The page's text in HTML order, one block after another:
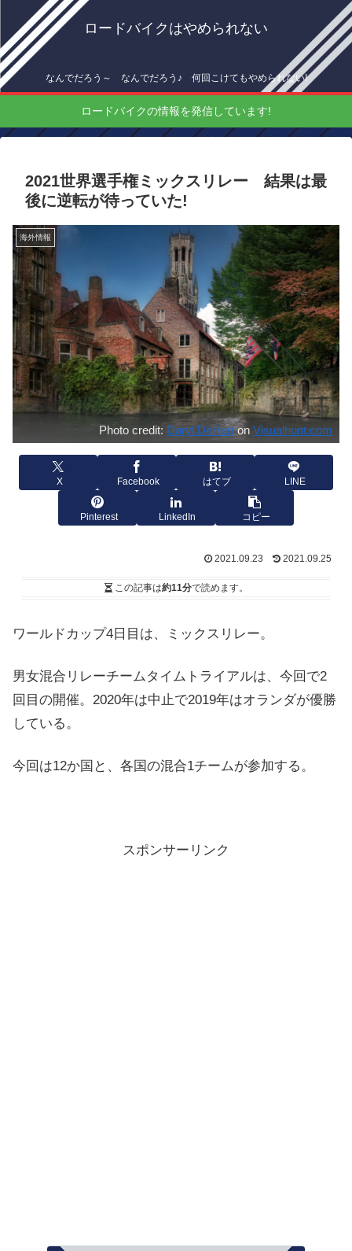
ロードバイクはやめられない
なんでだろう～ なんでだろう♪ 何回こけてもやめられない!
ロードバイクの情報を発信しています!
2021世界選手権ミックスリレー 結果は最
後に逆転が待っていた!
海外情報
Photo credit: Daryl DeHarton Visualhunt.com
X Facebook はてブ LINE
Pinterest LinkedIn コピー
2021.09.23 2021.09.25
この記事は約11分で読めます。
ワールドカップ4日目は、ミックスリレー。
男女混合リレーチームタイムトライアルは、今回で2
回目の開催。2020年は中止で2019年はオランダが優勝
している。
今回は12か国と、各国の混合1チームが参加する。
スポンサーリンク